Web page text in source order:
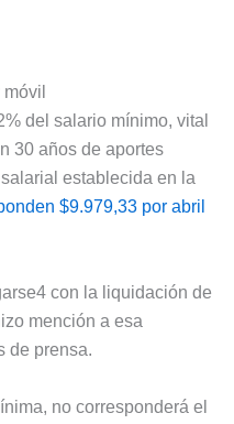
del salario mínimo, vital
30 años de aportes
establecida en la
$9.979,33 por abril
con la liquidación de
mención a esa
de prensa.
no corresponderá el